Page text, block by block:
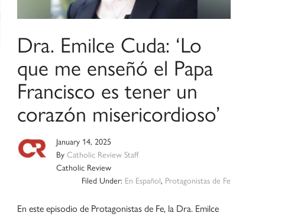
Dra. Emilce Cuda: ‘Lo
que me enseñó el Papa
Francisco es tener un
corazón misericordioso’
January 14, 2025
ByCatholic Review Staff
Catholic Review
Filed Under: En Español, Protagonistas de Fe
En este episodio de Protagonistas de Fe, la Dra. Emilce